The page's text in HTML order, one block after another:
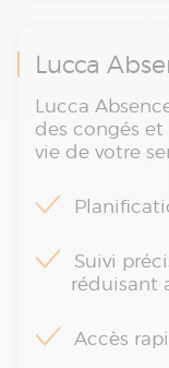
Lucca
Lucca
des congés
vie de votre
Suivi
réduisant
Accès